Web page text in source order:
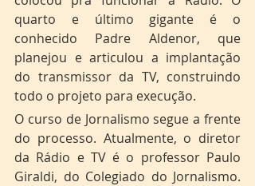
quarto e último gigante é o
conhecido Padre Aldenor, que
planejou e articulou a implantação
do transmissor da TV, construindo
todo o projeto para execução.
O curso de Jornalismo segue a frente
do processo. Atualmente, o diretor
da Rádio e TV é o professor Paulo
Giraldi, do Colegiado do Jornalismo.